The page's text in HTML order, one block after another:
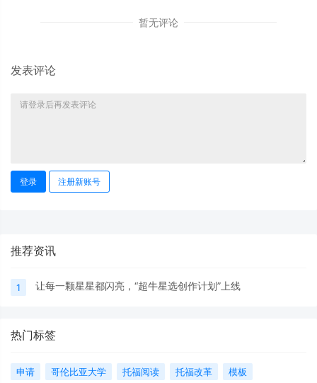
暂无评论
发表评论
登录 注册新账号
推荐资讯
1 让每一颗星星都闪亮，“超牛星选创作计划”上线
热门标签
申请 哥伦比亚大学 托福阅读 托福改革 模板